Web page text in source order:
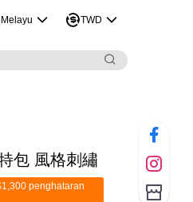
TWD
包 風格刺繡
penghataran